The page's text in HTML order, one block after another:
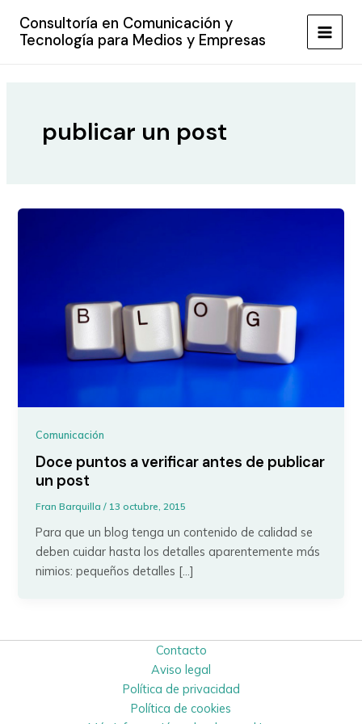
contenido
Consultoría en Comunicación y
Tecnología para Medios y Empresas
MAIN
publicar un post
Comunicación
Doce puntos a verificar antes de publicar
un post
Fran Barquilla/ 13 octubre, 2015
Para que un blog tenga un contenido de calidad se
deben cuidar hasta los detalles aparentemente más
nimios: pequeños detalles […]
Contacto
Aviso legal
Política de privacidad
Política de cookies